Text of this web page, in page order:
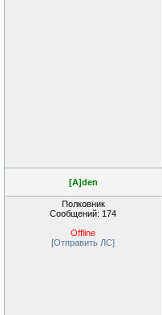
[A]den
Полковник
Сообщений: 174
Offline
[Отправить ЛС]